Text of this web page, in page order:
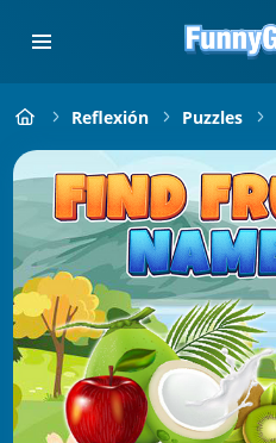
Reflexión Puzzles